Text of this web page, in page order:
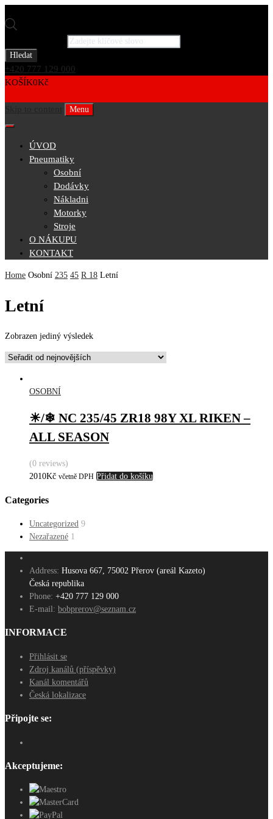
Hledat
+420 777 129 000
KOŠÍK0Kč
Menu
ÚVOD
Pneumatiky
Osobní
Dodávky
Nákladni
Motorky
Stroje
O NÁKUPU
KONTAKT
Home Osobní 235 45 R 18 Letní
Letní
Zobrazen jediný výsledek
OSOBNÍ
☀/❄ NC 235/45 ZR18 98Y XL RIKEN –
ALL SEASON
(0 reviews)
2010Kč včetně DPH Přidat do košíku
Categories
Uncategorized 9
Nezařazené 1
Address: Husova 667, 75002 Přerov (areál Kazeto)
Česká republika
Phone: +420 777 129 000
E-mail: bobprerov@seznam.cz
INFORMACE
Přihlásit se
Zdroj kanálů (příspěvky)
Kanál komentářů
Česká lokalizace
Připojte se:
Akceptujeme: